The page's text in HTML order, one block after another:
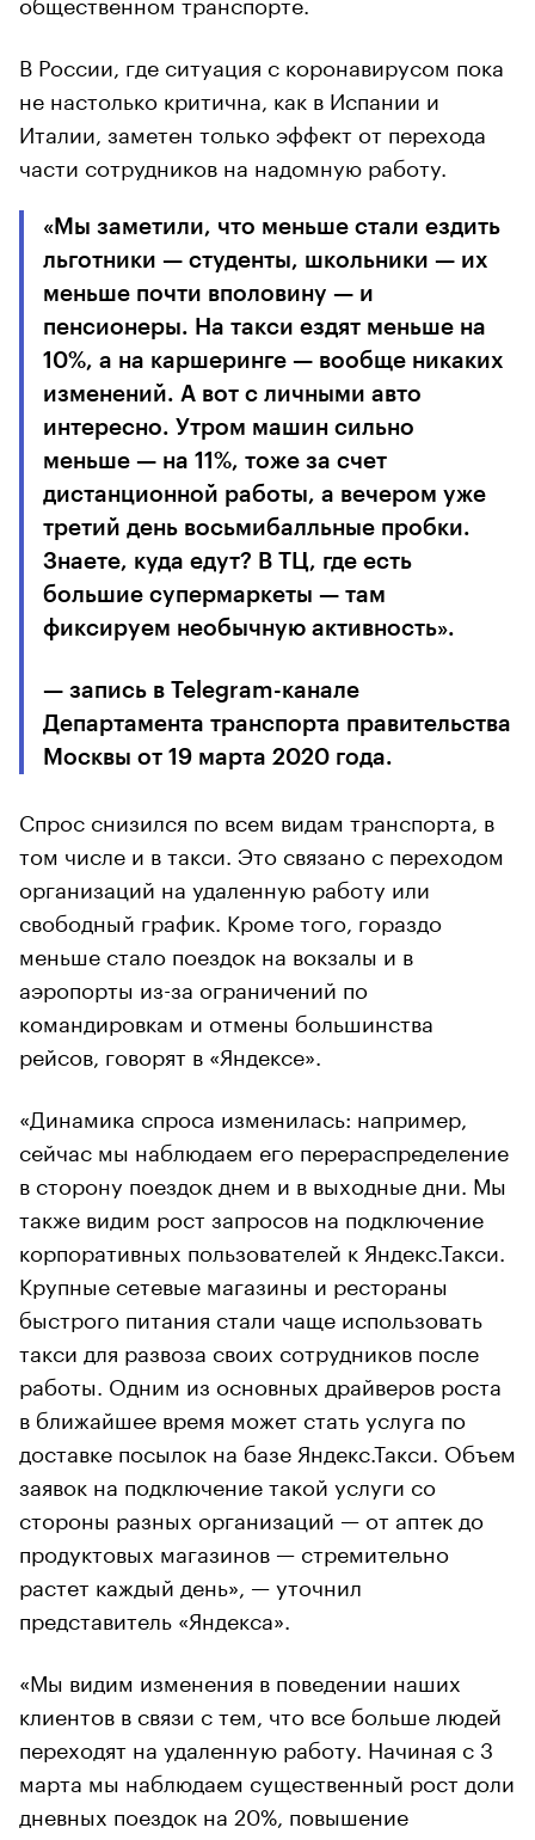
В России, где ситуация с коронавирусом пока
не настолько критична, как в Испании и
Италии, заметен только эффект от перехода
части сотрудников на надомную работу.
«Мы заметили, что меньше стали ездить
льготники — студенты, школьники — их
меньше почти вполовину — и
пенсионеры. На такси ездят меньше на
10%, а на каршеринге — вообще никаких
изменений. А вот с личными авто
интересно. Утром машин сильно
меньше — на 11%, тоже за счет
дистанционной работы, а вечером уже
третий день восьмибалльные пробки.
Знаете, куда едут? В ТЦ, где есть
большие супермаркеты — там
фиксируем необычную активность».
— запись в Telegram-канале
Департамента транспорта правительства
Москвы от 19 марта 2020 года.
Спрос снизился по всем видам транспорта, в
том числе и в такси. Это связано с переходом
организаций на удаленную работу или
свободный график. Кроме того, гораздо
меньше стало поездок на вокзалы и в
аэропорты из-за ограничений по
командировкам и отмены большинства
рейсов, говорят в «Яндексе».
«Динамика спроса изменилась: например,
сейчас мы наблюдаем его перераспределение
в сторону поездок днем и в выходные дни. Мы
также видим рост запросов на подключение
корпоративных пользователей к Яндекс.Такси.
Крупные сетевые магазины и рестораны
быстрого питания стали чаще использовать
такси для развоза своих сотрудников после
работы. Одним из основных драйверов роста
в ближайшее время может стать услуга по
доставке посылок на базе Яндекс.Такси. Объем
заявок на подключение такой услуги со
стороны разных организаций — от аптек до
продуктовых магазинов — стремительно
растет каждый день», — уточнил
представитель «Яндекса».
«Мы видим изменения в поведении наших
клиентов в связи с тем, что все больше людей
переходят на удаленную работу. Начиная с 3
марта мы наблюдаем существенный рост доли
дневных поездок на 20%, повышение